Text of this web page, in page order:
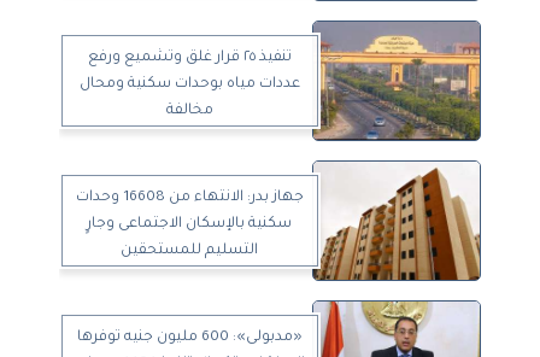
تنفيذ ٢٥ قرار غلق وتشميع ورفع
عددات مياه بوحدات سكنية ومحال
مخالفة
جهاز بدر: الانتهاء من 16608 وحدات
سكنية بالإسكان الاجتماعى وجارٍ
التسليم للمستحقين
«مدبولى»: 600 مليون جنيه توفرها